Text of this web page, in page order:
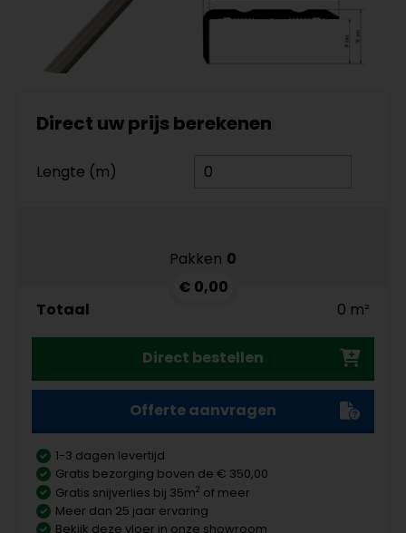
Direct uw prijs berekenen
Lengte (m)
Pakken 0
€ 0,00
Totaal
0 m²
Direct bestellen
Offerte aanvragen
1-3 dagen levertijd
Gratis bezorging boven de € 350,00
Gratis snijverlies bij 35m2 of meer
Meer dan 25 jaar ervaring
Bekijk deze vloer in onze showroom